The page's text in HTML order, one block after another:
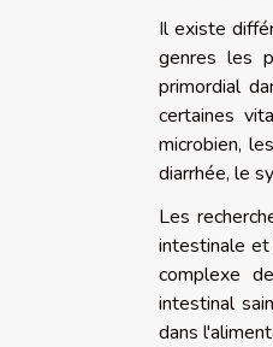
Il existe
genres les
primordial
certaines
microbien,
diarrhée, le
Les
intestinale et
complexe
intestinal
dans